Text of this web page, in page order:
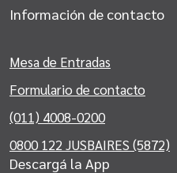
Información de contacto
Mesa de Entradas
Formulario de contacto
(011) 4008-0200
0800 122 JUSBAIRES (5872)
Descargá la App